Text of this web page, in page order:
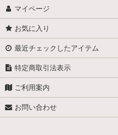
マイページ
お気に入り
最近チェックしたアイテム
特定商取引法表示
ご利用案内
お問い合わせ